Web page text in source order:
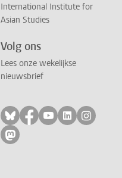
International Institute for
Asian Studies
Volg ons
Lees onze wekelijkse
nieuwsbrief
Volg ons op bluesky
Volg ons op
Volg ons op
Volg ons
Volg
Volg ons op mastodon